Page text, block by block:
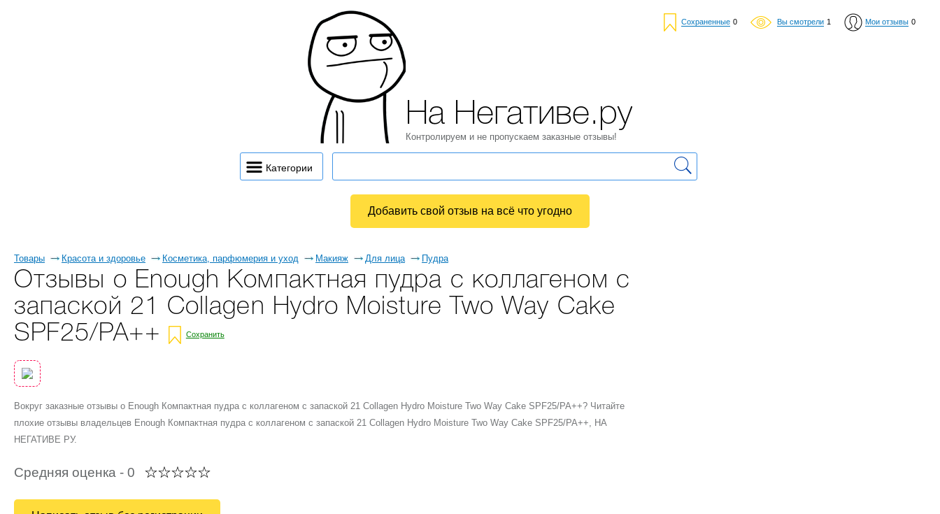
Сохраненные 0 Вы смотрели 1 Мои отзывы 0
Товары Красота и здоровье Косметика, парфюмерия и уход Макияж Для лица Пудра
Отзывы о Enough Компактная пудра с коллагеном с
запаской 21 Collagen Hydro Moisture Two Way Cake
SPF25/PA++
Сохранить
Вокруг заказные отзывы о Enough Компактная пудра с коллагеном с запаской 21 Collagen Hydro Moisture Two Way Cake SPF25/PA++? Читайте
плохие отзывы владельцев Enough Компактная пудра с коллагеном с запаской 21 Collagen Hydro Moisture Two Way Cake SPF25/PA++, НА
НЕГАТИВЕ РУ.
Средняя оценка - 0
На Негативе.ру
Контролируем и не пропускаем заказные отзывы!
Категории
Добавить свой отзыв на всё что угодно